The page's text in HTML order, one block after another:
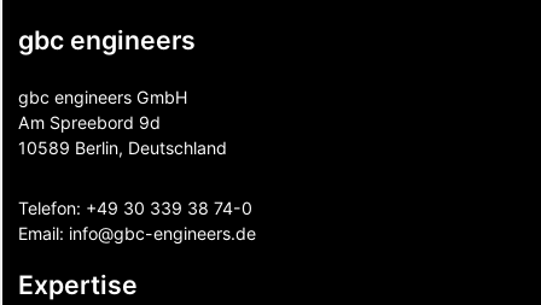
gbc engineers
gbc engineers GmbH
Am Spreebord 9d
10589 Berlin, Deutschland
Telefon: +49 30 339 38 74-0
Email: info@gbc-engineers.de
Expertise